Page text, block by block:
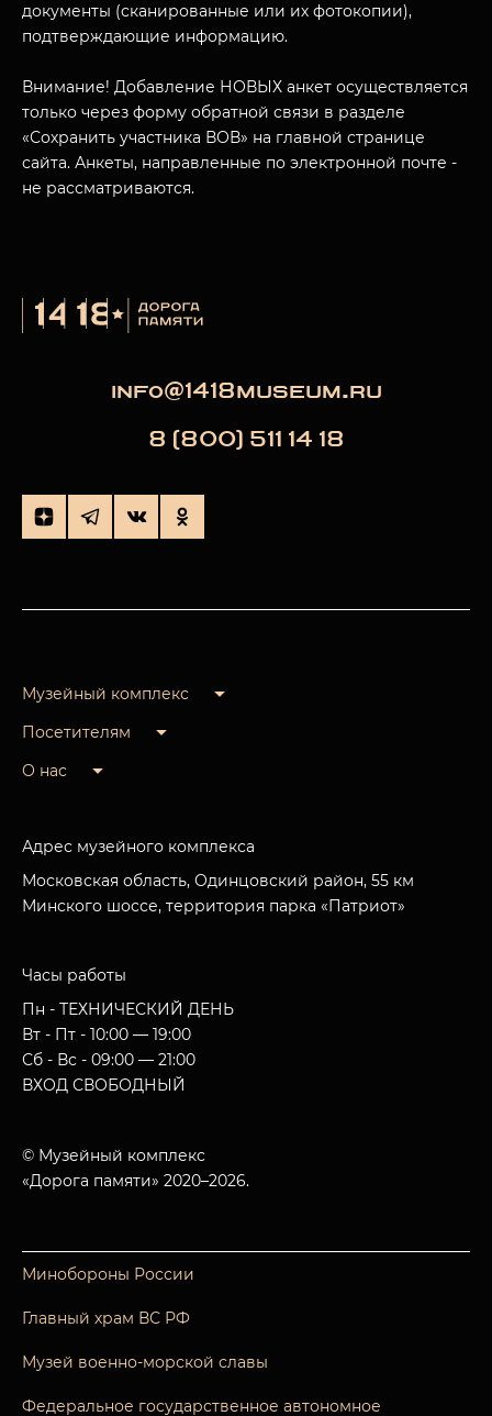
документы (сканированные или их фотокопии),
подтверждающие информацию.
Внимание! Добавление НОВЫХ анкет осуществляется
только через форму обратной связи в разделе
«Сохранить участника ВОВ» на главной странице
сайта. Анкеты, направленные по электронной почте -
не рассматриваются.
info@1418museum.ru
8 (800) 511 14 18
Музейный комплекс
Посетителям
О нас
Адрес музейного комплекса
Московская область, Одинцовский район, 55 км
Минского шоссе, территория парка «Патриот»
Часы работы
Пн - ТЕХНИЧЕСКИЙ ДЕНЬ
Вт - Пт - 10:00 — 19:00
Сб - Вс - 09:00 — 21:00
ВХОД СВОБОДНЫЙ
© Музейный комплекс
«Дорога памяти» 2020–2026.
Минобороны России
Главный храм ВС РФ
Музей военно-морской славы
Федеральное государственное автономное